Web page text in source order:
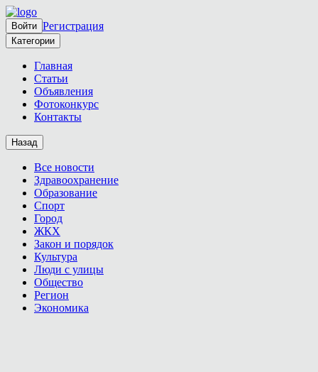
Войти Регистрация
Категории
Главная
Статьи
Объявления
Фотоконкурс
Контакты
Назад
Все новости
Здравоохранение
Образование
Спорт
Город
ЖКХ
Закон и порядок
Культура
Люди с улицы
Общество
Регион
Экономика